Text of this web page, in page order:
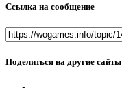
Ссылка на сообщение
Поделиться на другие сайты